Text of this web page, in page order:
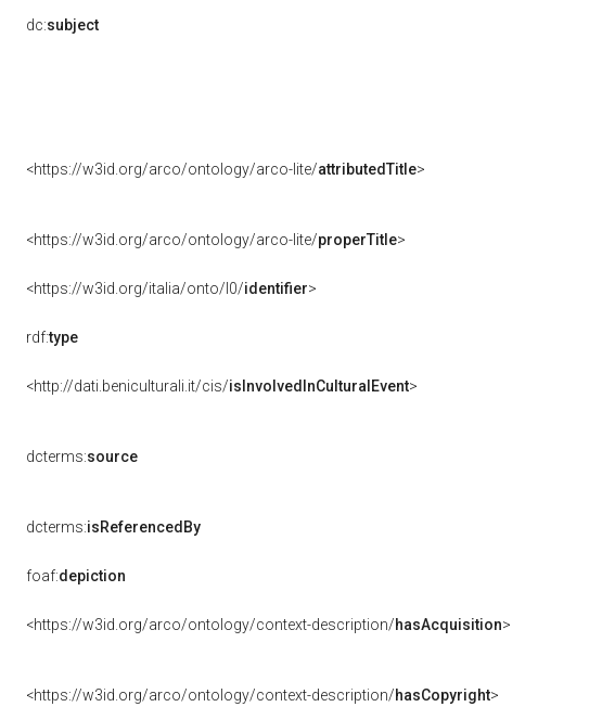
dc:subject
<https://w3id.org/arco/ontology/arco-lite/attributedTitle>
<https://w3id.org/arco/ontology/arco-lite/properTitle>
<https://w3id.org/italia/onto/l0/identifier>
rdf:type
<http://dati.beniculturali.it/cis/isInvolvedInCulturalEvent>
dcterms:source
dcterms:isReferencedBy
foaf:depiction
<https://w3id.org/arco/ontology/context-description/hasAcquisition>
<https://w3id.org/arco/ontology/context-description/hasCopyright>